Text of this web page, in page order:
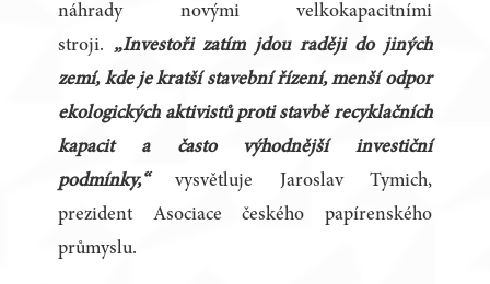
náhrady novými velkokapacitními
stroji. „Investoři zatím jdou raději do jiných
zemí, kde je kratší stavební řízení, menší odpor
ekologických aktivistů proti stavbě recyklačních
kapacit a často výhodnější investiční
podmínky,“
vysvětluje Jaroslav Tymich,
prezident Asociace českého papírenského
průmyslu.